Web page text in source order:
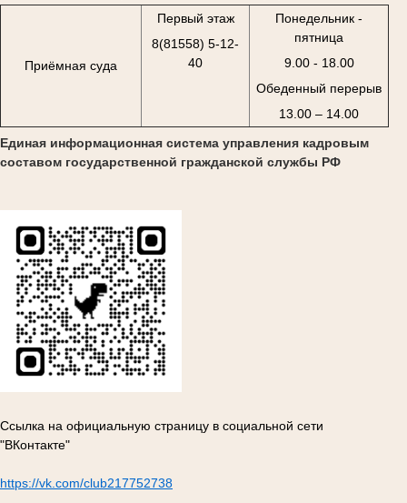
Приёмная суда
Первый этаж
8(81558) 5-12-
40
Понедельник -
пятница
9.00 - 18.00
Обеденный перерыв
13.00 – 14.00
Единая информационная система управления кадровым
составом государственной гражданской службы РФ
Ссылка на официальную страницу в социальной сети
"ВКонтакте"
https://vk.com/club217752738